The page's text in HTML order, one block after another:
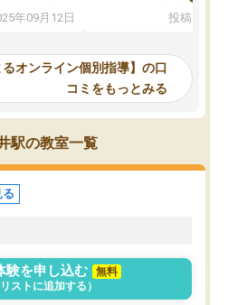
かなど選ぶ
師で良いか
ができま
師の方で決
た単語帳の
出される形
があり、あ
為、塾に通
遅れも取り
年09月12日
めれるので、個人に合
いなのがあり(有料)、受
ことをどんなスケジュー
くか相談したのですが、
ち期待したものではなく
内容でした。それでも明
やる気も出ましたし、苦
くなってきたようなので
投稿日：
オンライン個別指導】の口
コミをもっとみる
駅の教室一覧
験を申し込む
無料
リストに追加する）